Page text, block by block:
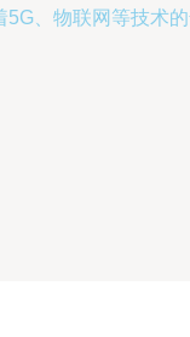
、物联网等技术